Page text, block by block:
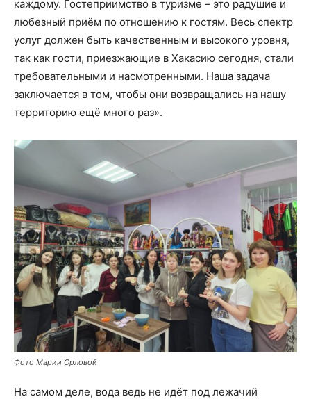
каждому. Гостеприимство в туризме – это радушие и
любезный приём по отношению к гостям. Весь спектр
услуг должен быть качественным и высокого уровня,
так как гости, приезжающие в Хакасию сегодня, стали
требовательными и насмотренными. Наша задача
заключается в том, чтобы они возвращались на нашу
территорию ещё много раз».
Фото Марии Орловой
На самом деле, вода ведь не идёт под лежачий